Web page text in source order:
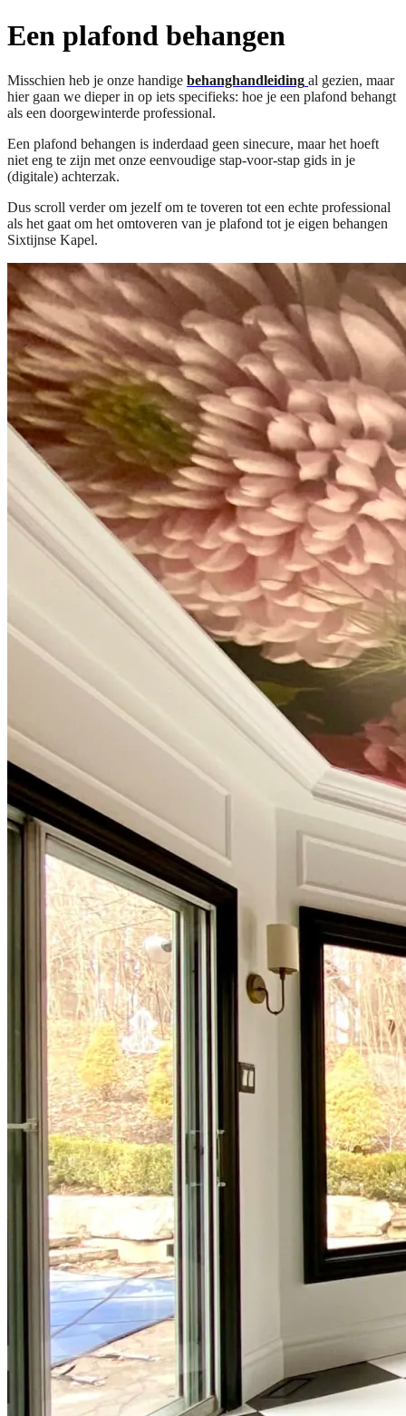
Een plafond behangen
Misschien heb je onze handige behanghandleiding al gezien, maar
hier gaan we dieper in op iets specifieks: hoe je een plafond behangt
als een doorgewinterde professional.
Een plafond behangen is inderdaad geen sinecure, maar het hoeft
niet eng te zijn met onze eenvoudige stap-voor-stap gids in je
(digitale) achterzak.
Dus scroll verder om jezelf om te toveren tot een echte professional
als het gaat om het omtoveren van je plafond tot je eigen behangen
Sixtijnse Kapel.